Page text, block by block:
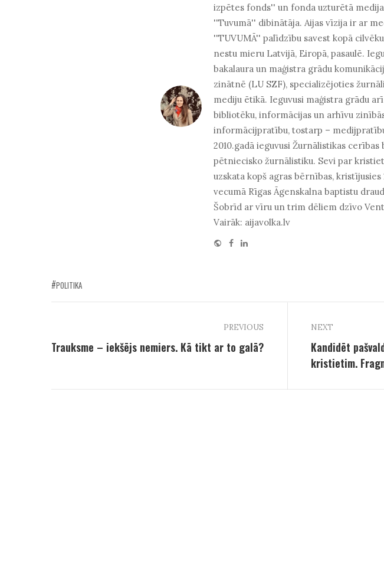
izpētes fonds'' un fonda uzturētā medija
''Tuvumā'' dibinātāja. Aijas vīzija ir ar
''TUVUMĀ'' palīdzību savest kopā
nestu mieru Latvijā, Eiropā, pasaulē.
bakalaura un maģistra grādu
zinātnē (LU SZF), specializējoties
mediju ētikā. Ieguvusi maģistra grādu arī
bibliotēku, informācijas un arhīvu
informācijpratību, tostarp –
2010.gadā ieguvusi Žurnālistikas cerības
pētniecisko žurnālistiku. Sevi par
uzskata kopš agras bērnības, kristījusies
vecumā Rīgas Āgenskalna baptistu
Šobrīd ar vīru un trim dēliem dzīvo
Vairāk: aijavolka.lv
Website
Facebook
Linkedin
POLITIKA
PREVIOUS
Trauksme – iekšējs nemiers. Kā tikt ar to galā?
NEXT
Kandidēt
kristietim.